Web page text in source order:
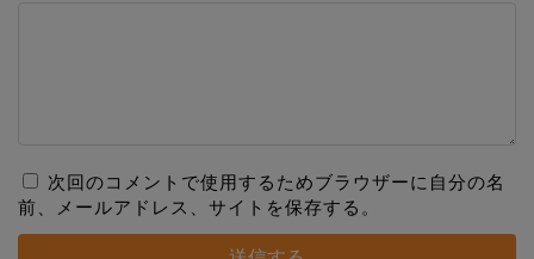
次回のコメントで使用するためブラウザーに自分の名
前、メールアドレス、サイトを保存する。